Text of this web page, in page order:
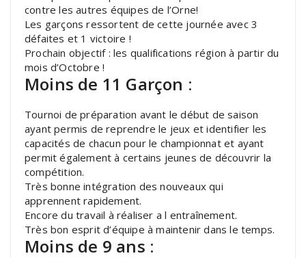
contre les autres équipes de l’Orne!
Les garçons ressortent de cette journée avec 3
défaites et 1 victoire !
Prochain objectif : les qualifications région à partir du
mois d’Octobre !
Moins de 11 Garçon :
Tournoi de préparation avant le début de saison
ayant permis de reprendre le jeux et identifier les
capacités de chacun pour le championnat et ayant
permit également à certains jeunes de découvrir la
compétition.
Très bonne intégration des nouveaux qui
apprennent rapidement.
Encore du travail à réaliser a l entraînement.
Très bon esprit d’équipe à maintenir dans le temps.
Moins de 9 ans :